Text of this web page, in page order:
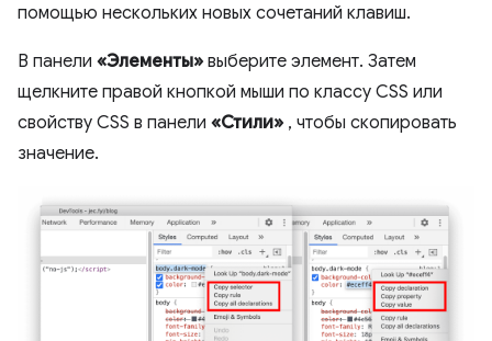
помощью нескольких новых сочетаний клавиш.
В панели «Элементы» выберите элемент. Затем
щелкните правой кнопкой мыши по классу CSS или
свойству CSS в панели «Стили» , чтобы скопировать
значение.